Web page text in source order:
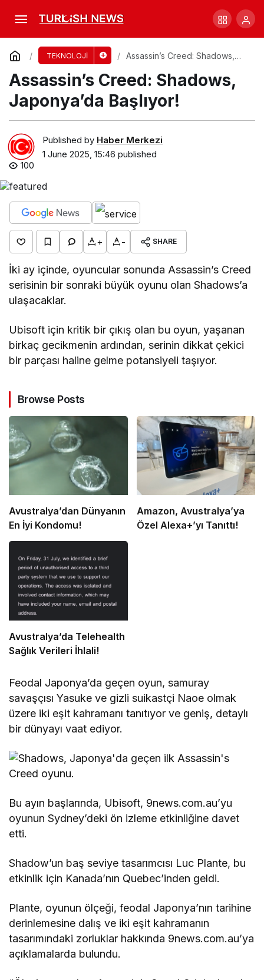
TEKNOLOJİ
Assassin’s Creed: Shadows,
Assassin’s Creed: Shadows,
Japonya’da Başlıyor!
Published by Haber Merkezi
1 June 2025, 15:46 published
100
+ - SHARE
İki ay içinde, oyuncular sonunda Assassin’s Creed
serisinin bir sonraki büyük oyunu olan Shadows’a
ulaşacaklar.
Ubisoft için kritik bir çıkış olan bu oyun, yaşanan
birkaç gecikmenin ardından, serinin dikkat çekici
bir parçası haline gelme potansiyeli taşıyor.
Browse Posts
Avustralya’dan Dünyanın
En İyi Kondomu!
Amazon, Avustralya’ya
Özel Alexa+’yı Tanıttı!
Avustralya’da Telehealth
Sağlık Verileri İhlali!
Feodal Japonya’da geçen oyun, samuray
savaşçısı Yasuke ve gizli suikastçi Naoe olmak
üzere iki eşit kahramanı tanıtıyor ve geniş, detaylı
bir dünyayı vaat ediyor.
Bu ayın başlarında, Ubisoft, 9news.com.au’yu
oyunun Sydney’deki ön izleme etkinliğine davet
etti.
Shadow’un baş seviye tasarımcısı Luc Plante, bu
etkinlik için Kanada’nın Quebec’inden geldi.
Plante, oyunun ölçeği, feodal Japonya’nın tarihine
derinlemesine dalış ve iki eşit kahramanın
tasarımındaki zorluklar hakkında 9news.com.au’ya
açıklamalarda bulundu.
Google, AI Etiğiyle İlgili İlkeleri Gözden
Geçirdi!
Comment Share